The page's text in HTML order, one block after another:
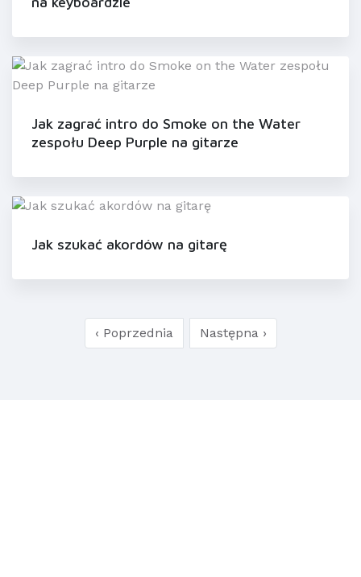
Jak zagrać intro do Smoke on the Water
zespołu Deep Purple na gitarze
Jak szukać akordów na gitarę
‹ Poprzednia Następna ›